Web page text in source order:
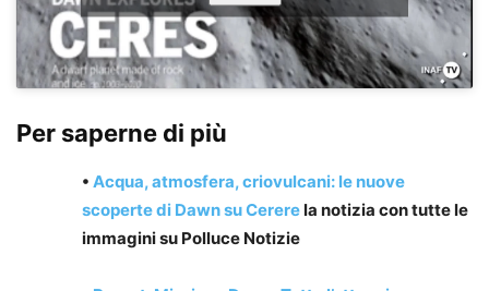
Per saperne di più
• Acqua, atmosfera, criovulcani: le nuove
scoperte di Dawn su Cererela notizia contutte le
immaginisu Polluce Notizie